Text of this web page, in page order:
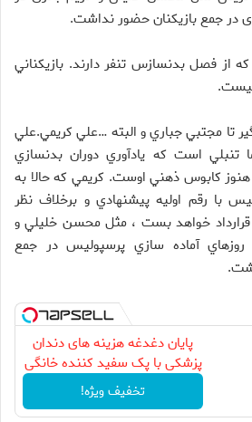
در جمع بازیکنان حضور نداشت.
از فصل بدنسازس تنفر دارند. بازيكناني
نيست.
تا مجتبي جباري و البته …علي كريمي.علي
تنبلي است كه يادآوري دوران بدنسازي
كابوس ذهني اوست. كريمي كه حالا به
با رقم اوليه پيشنهادي و برخلاف نظر
قرارداد خواهد بست ، مثل محسن خليلي و
روزهاي آماده سازي پرسپوليس در جمع
پایان دغدغه هزینه های دندان
پزشکی با پک سفید کننده خانگی
تخفیف ویژه!